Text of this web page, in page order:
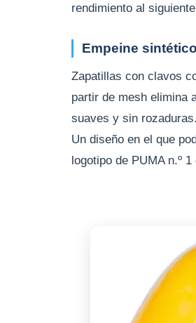
rendimiento al
Empeine sintético
Zapatillas con clavos
partir de mesh elimina
suaves y sin rozaduras.
Un diseño en el que
logotipo de PUMA n.º